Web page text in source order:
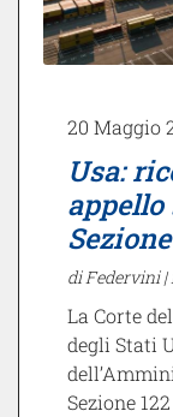
20 Maggio
Usa:
di Federvini |
La Corte
degli Stati
Sezione